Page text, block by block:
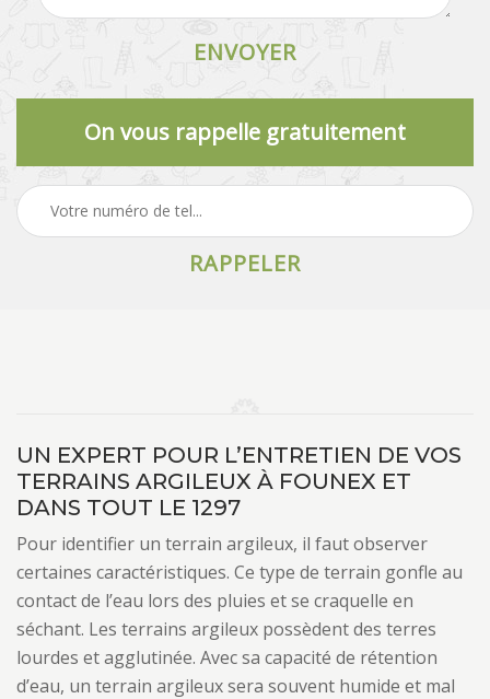
On vous rappelle gratuitement
UN EXPERT POUR L’ENTRETIEN DE VOS
TERRAINS ARGILEUX À FOUNEX ET
DANS TOUT LE 1297
Pour identifier un terrain argileux, il faut observer
certaines caractéristiques. Ce type de terrain gonfle au
contact de l’eau lors des pluies et se craquelle en
séchant. Les terrains argileux possèdent des terres
lourdes et agglutinée. Avec sa capacité de rétention
d’eau, un terrain argileux sera souvent humide et mal